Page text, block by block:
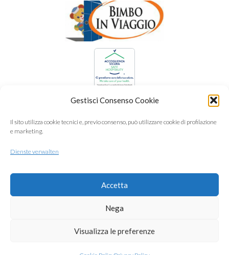
Gestisci Consenso Cookie
Il sito utilizza cookie tecnici e, previo consenso, può utilizzare cookie di profilazione
e marketing.
Dienste verwalten
Accetta
Nega
Visualizza le preferenze